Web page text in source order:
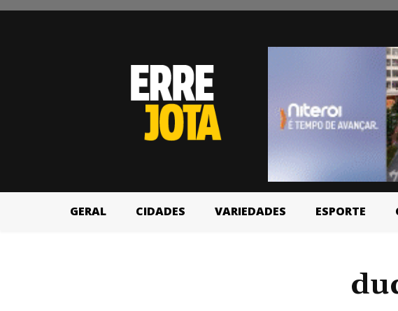
GERAL CIDADES VARIEDADES ESPORTE